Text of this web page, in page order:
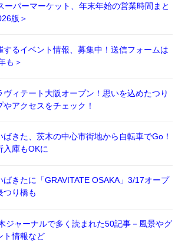
ーパーマーケット、年末年始の営業時間まと
版＞
するイベント情報、募集中！送信フォームは
も＞
ヴィテート大阪オープン！思いを込めたつり
アクセスをチェック！
ばきた、茨木の中心市街地から自転車でGo！
入庫もOKに
ばきたに「GRAVITATE OSAKA」3/17オープ
つり橋も
ジャーナルで多く読まれた50記事－風景やグ
ト情報など